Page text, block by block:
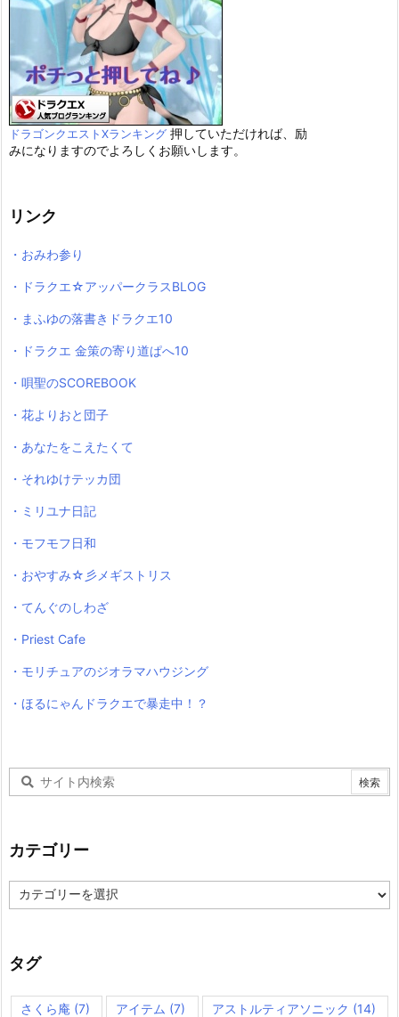
ドラゴンクエストXランキング 押していただければ、励
みになりますのでよろしくお願いします。
リンク
・おみわ参り
・ドラクエ☆アッパークラスBLOG
・まふゆの落書きドラクエ10
・ドラクエ 金策の寄り道ぱへ10
・唄聖のSCOREBOOK
・花よりおと団子
・あなたをこえたくて
・それゆけテッカ団
・ミリユナ日記
・モフモフ日和
・おやすみ☆彡メギストリス
・てんぐのしわざ
・Priest Cafe
・モリチュアのジオラマハウジング
・ほるにゃんドラクエで暴走中！？
カテゴリー
テ
ー
タグ
さくら庵 (7) アイテム (7) アストルティアソニック (14)